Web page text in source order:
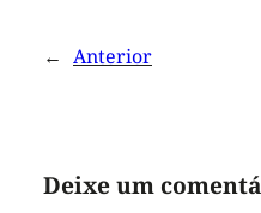
← Anterior
Deixe um